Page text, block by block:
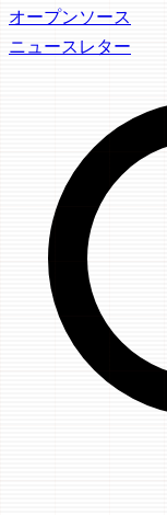
オープンソース
ニュースレター